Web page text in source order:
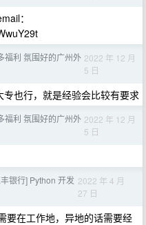
：
福利 氛围好的广州外 2022 年 12 月
5 日
也行，就是经验会比较有要求
福利 氛围好的广州外 2022 年 12 月
5 日
银行] Python 开发 2022 年 4 月
27 日
要在工作地，异地的话需要经